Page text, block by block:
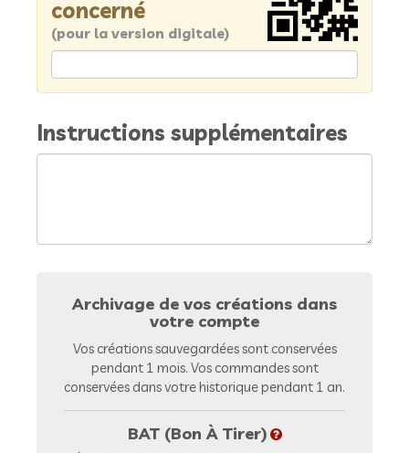
concerné
(pour la version digitale)
Instructions supplémentaires
Archivage de vos créations dans
votre compte
Vos créations sauvegardées sont conservées
pendant 1 mois. Vos commandes sont
conservées dans votre historique pendant 1 an.
BAT (Bon À Tirer)